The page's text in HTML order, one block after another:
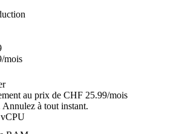
/mois
au prix de CHF 25.99/mois
Annulez à tout instant.